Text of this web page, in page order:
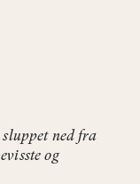
ned fra
og